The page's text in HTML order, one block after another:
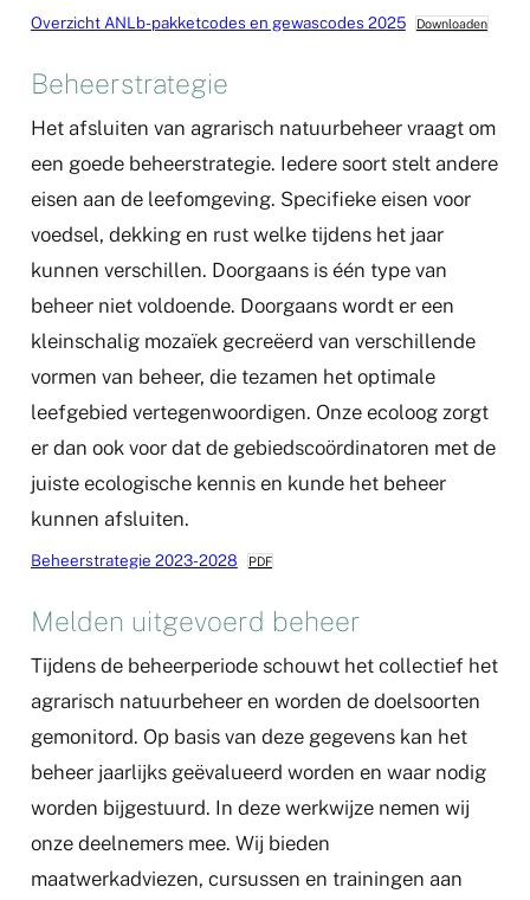
Overzicht ANLb-pakketcodes en gewascodes 2025 Downloaden
Beheerstrategie
Het afsluiten van agrarisch natuurbeheer vraagt om
een goede beheerstrategie. Iedere soort stelt andere
eisen aan de leefomgeving. Specifieke eisen voor
voedsel, dekking en rust welke tijdens het jaar
kunnen verschillen. Doorgaans is één type van
beheer niet voldoende. Doorgaans wordt er een
kleinschalig mozaïek gecreëerd van verschillende
vormen van beheer, die tezamen het optimale
leefgebied vertegenwoordigen. Onze ecoloog zorgt
er dan ook voor dat de gebiedscoördinatoren met de
juiste ecologische kennis en kunde het beheer
kunnen afsluiten.
Beheerstrategie 2023-2028 PDF
Melden uitgevoerd beheer
Tijdens de beheerperiode schouwt het collectief het
agrarisch natuurbeheer en worden de doelsoorten
gemonitord. Op basis van deze gegevens kan het
beheer jaarlijks geëvalueerd worden en waar nodig
worden bijgestuurd. In deze werkwijze nemen wij
onze deelnemers mee. Wij bieden
maatwerkadviezen, cursussen en trainingen aan